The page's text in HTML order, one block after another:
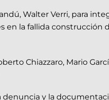
Walter Verri, para
en la fallida construcción
Chiazzaro, Mario
denuncia y la